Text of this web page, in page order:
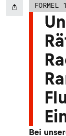
FORMEL 1
Bei